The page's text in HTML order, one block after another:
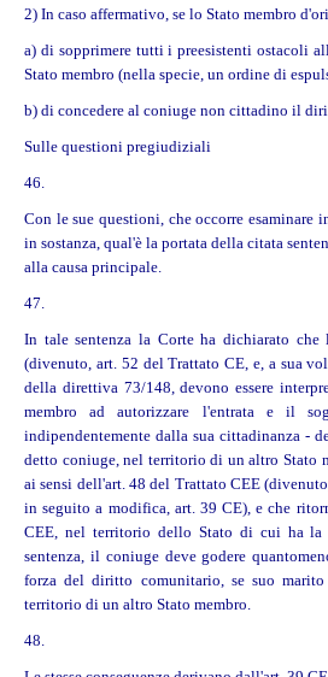
2) In caso affermativo, se lo Stato membro
a) di sopprimere tutti i preesistenti ostacoli
Stato membro (nella specie, un ordine di
b) di concedere al coniuge non cittadino il
Sulle questioni pregiudiziali
46.
Con le sue questioni, che occorre
in sostanza, qual'è la portata della citata
alla causa principale.
47.
In tale sentenza la Corte ha dichiarato
(divenuto, art. 52 del Trattato CE, e, a sua
della direttiva 73/148, devono essere
membro ad autorizzare l'entrata e il
indipendentemente dalla sua cittadinanza -
detto coniuge, nel territorio di un altro Stato
ai sensi dell'art. 48 del Trattato CEE
in seguito a modifica, art. 39 CE), e che
CEE, nel territorio dello Stato di cui ha
sentenza, il coniuge deve godere
forza del diritto comunitario, se suo
territorio di un altro Stato membro.
48.